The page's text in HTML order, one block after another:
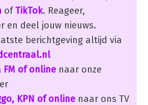
ofTikTok. Reageer,
en deel jouw nieuws.
berichtgeving altijd via
FM of onlinenaar onze
KPN of onlinenaar ons TV